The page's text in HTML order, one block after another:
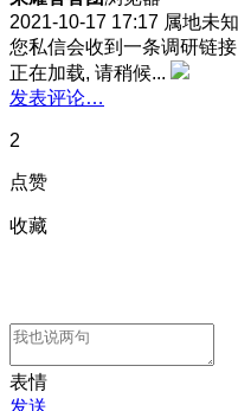
2021-10-17 17:17 属地未知
您私信会收到一条调研链
正在加载, 请稍候...
发表评论…
2
点赞
收藏
表情
发送